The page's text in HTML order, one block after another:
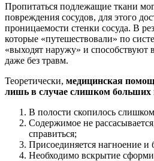
Пропитаться подлежащие ткани
повреждения сосудов, для этого
проницаемости стенки сосуда. В
которые «путешествовали» по
«выходят наружу» и способствуют
даже без травм.
Теоретически, медицинская
лишь в случае слишком больших
В полости скопилось
Содержимое не
справиться;
Присоединяется нагноение и
Необходимо вскрытие